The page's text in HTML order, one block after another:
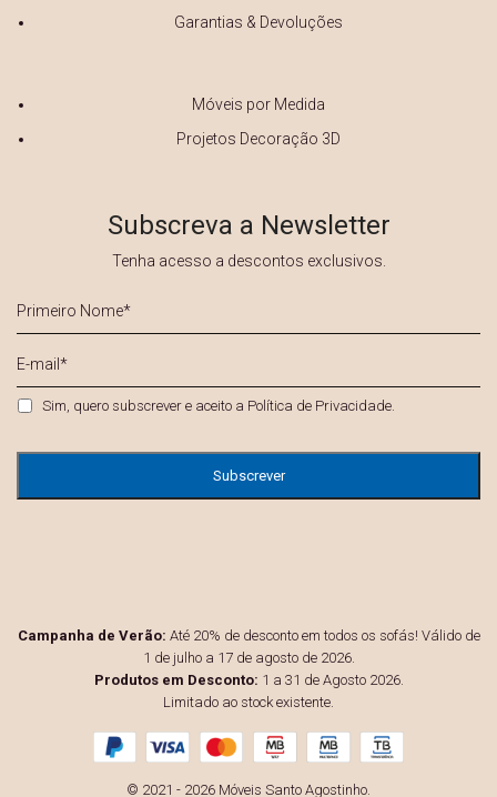
Garantias & Devoluções
Móveis por Medida
Projetos Decoração 3D
Subscreva a Newsletter
Tenha acesso a descontos exclusivos.
Nome
*
mail
Privacidade *
Sim, quero subscrever e aceito a Política de Privacidade.
Campanha de Verão: Até 20% de desconto em todos os sofás! Válido de
1 de julho a 17 de agosto de 2026.
Produtos em Desconto: 1 a 31 de Agosto 2026.
Limitado ao stock existente.
© 2021 - 2026 Móveis Santo Agostinho.